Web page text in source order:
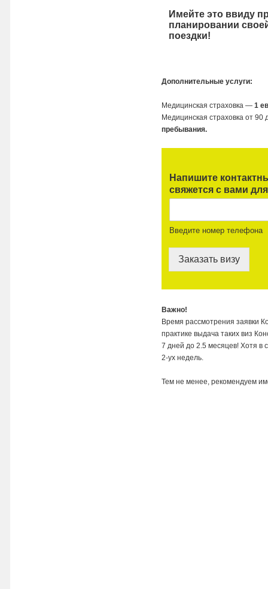
Имейте это ввиду
планировании
поездки!
Дополнительные услуги:
Медицинская страховка —1
Медицинская страховка от
пребывания.
Напишите
свяжется с вами
Введите номер телефона
Заказать визу
Важно!
Время рассмотрения заявки
практике выдача таких виз
7 дней до 2.5 месяцев! Хотя в
2-ух недель.
Тем не менее, рекомендуем